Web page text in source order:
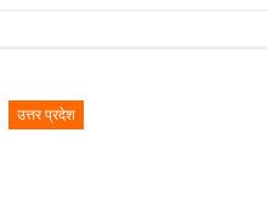
उत्तर प्रदेश